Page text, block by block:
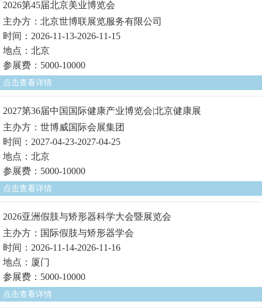
2026第45届北京美业博览会
主办方：北京世博联展览服务有限公司
时间：2026-11-13-2026-11-15
地点：北京
参展费：5000-10000
点击查看详情
2027第36届中国国际健康产业博览会|北京健康展
主办方：世博威国际会展集团
时间：2027-04-23-2027-04-25
地点：北京
参展费：5000-10000
点击查看详情
2026亚洲假肢与矫形器科学大会暨展览会
主办方：国际假肢与矫形器学会
时间：2026-11-14-2026-11-16
地点：厦门
参展费：5000-10000
点击查看详情